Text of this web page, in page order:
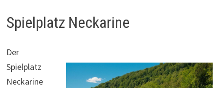
Spielplatz Neckarine
Der
Spielplatz
Neckarine